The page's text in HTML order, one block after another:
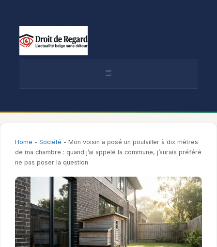
MENU
Home - Société - Mon voisin a posé un poulailler à dix mètres
de ma chambre : quand j’ai appelé la commune, j’aurais préféré
ne pas poser la question